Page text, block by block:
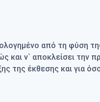
από τη φύση
και ν` αποκλείσει την
της έκθεσης και για